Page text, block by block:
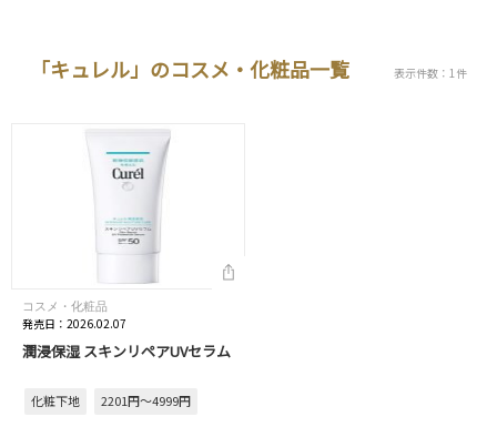
「キュレル」のコスメ・化粧品一覧 表示件数：1件
コスメ・化粧品
発売日：2026.02.07
潤浸保湿 スキンリペアUVセラム
化粧下地 2201円～4999円